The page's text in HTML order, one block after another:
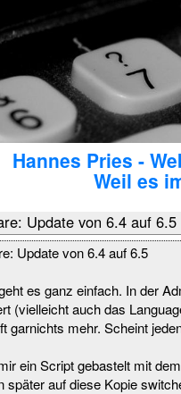
Hannes Pries -
Weil es
Update von 6.4 auf 6.5
Update von 6.4 auf 6.5
es ganz einfach. In der
(vielleicht auch das
garnichts mehr. Scheint
ein Script gebastelt mit
später auf diese Kopie